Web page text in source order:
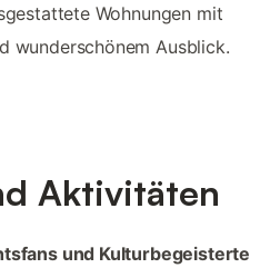
Wohnungen mit
wunderschönem Ausblick.
Aktivitäten
und Kulturbegeisterte